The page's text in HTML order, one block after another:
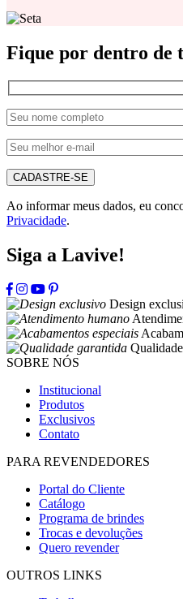
Fique por dentro de
CADASTRE-SE
Ao informar meus dados, eu
Privacidade.
Siga a Lavive!
Design
SOBRE NÓS
Institucional
Produtos
Exclusivos
Contato
PARA REVENDEDORES
Portal do Cliente
Catálogo
Programa de brindes
Trocas e devoluções
Quero revender
OUTROS LINKS